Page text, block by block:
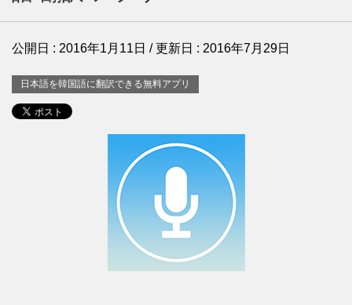
公開日 : 2016年1月11日 / 更新日 : 2016年7月29日
日本語を韓国語に翻訳できる無料アプリ